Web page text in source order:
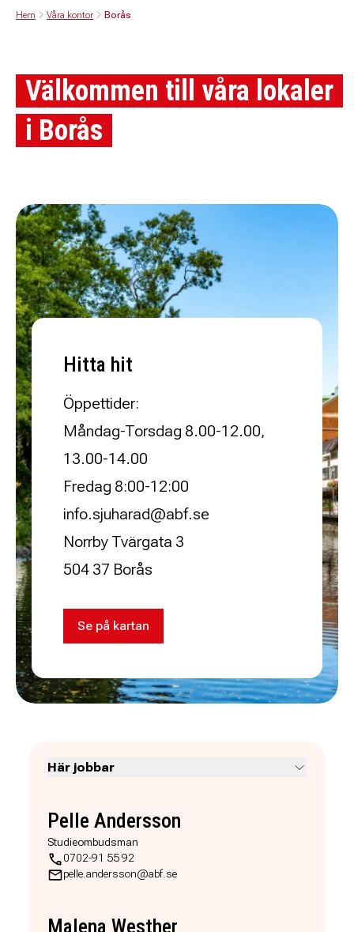
Hem Våra kontor Borås
Välkommen till våra lokaler
i Borås
Hitta hit
Öppettider:
Måndag-Torsdag 8.00-12.00,
13.00-14.00
Fredag 8:00-12:00
info.sjuharad@abf.se
Norrby Tvärgata 3
504 37 Borås
Se på kartan
Här jobbar
Pelle Andersson
Studieombudsman
0702-91 55 92
pelle.andersson@abf.se
Malena Westher